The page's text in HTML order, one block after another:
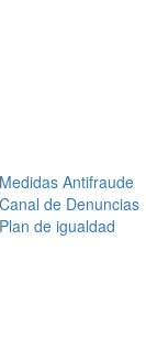
Medidas Antifraude
Canal de Denuncias
Plan de igualdad